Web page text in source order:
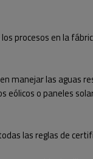
procesos en la
manejar las aguas
eólicos o paneles
las reglas de